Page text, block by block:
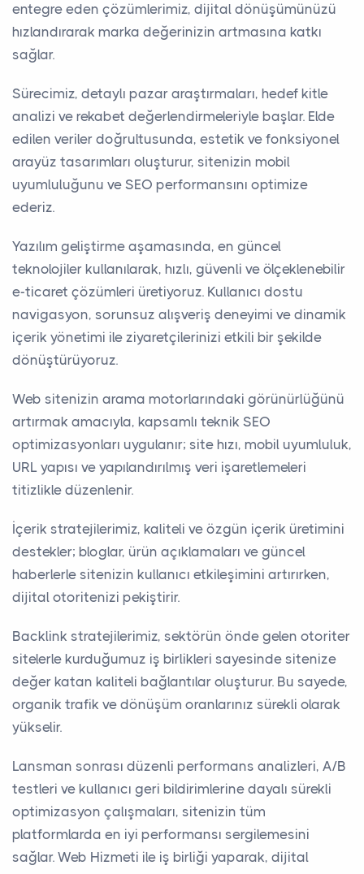
entegre eden çözümlerimiz, dijital dönüşümünüzü
hızlandırarak marka değerinizin artmasına katkı
sağlar.
Sürecimiz, detaylı pazar araştırmaları, hedef kitle
analizi ve rekabet değerlendirmeleriyle başlar. Elde
edilen veriler doğrultusunda, estetik ve fonksiyonel
arayüz tasarımları oluşturur, sitenizin mobil
uyumluluğunu ve SEO performansını optimize
ederiz.
Yazılım geliştirme aşamasında, en güncel
teknolojiler kullanılarak, hızlı, güvenli ve ölçeklenebilir
e-ticaret çözümleri üretiyoruz. Kullanıcı dostu
navigasyon, sorunsuz alışveriş deneyimi ve dinamik
içerik yönetimi ile ziyaretçilerinizi etkili bir şekilde
dönüştürüyoruz.
Web sitenizin arama motorlarındaki görünürlüğünü
artırmak amacıyla, kapsamlı teknik SEO
optimizasyonları uygulanır; site hızı, mobil uyumluluk,
URL yapısı ve yapılandırılmış veri işaretlemeleri
titizlikle düzenlenir.
İçerik stratejilerimiz, kaliteli ve özgün içerik üretimini
destekler; bloglar, ürün açıklamaları ve güncel
haberlerle sitenizin kullanıcı etkileşimini artırırken,
dijital otoritenizi pekiştirir.
Backlink stratejilerimiz, sektörün önde gelen otoriter
sitelerle kurduğumuz iş birlikleri sayesinde sitenize
değer katan kaliteli bağlantılar oluşturur. Bu sayede,
organik trafik ve dönüşüm oranlarınız sürekli olarak
yükselir.
Lansman sonrası düzenli performans analizleri, A/B
testleri ve kullanıcı geri bildirimlerine dayalı sürekli
optimizasyon çalışmaları, sitenizin tüm
platformlarda en iyi performansı sergilemesini
sağlar. Web Hizmeti ile iş birliği yaparak, dijital